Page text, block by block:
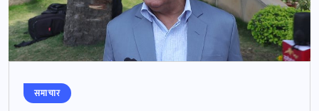
समाचार